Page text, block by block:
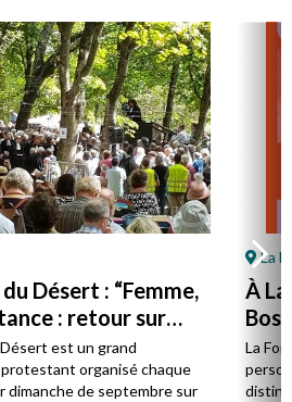
Désert : “Femme,
: retour sur
Désert est un grand
organisé chaque
dimanche de septembre sur
La
À
par
La